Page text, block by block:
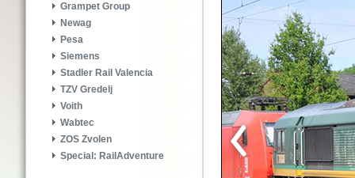
Grampet Group
Newag
Pesa
Siemens
Stadler Rail Valencia
TZV Gredelj
Voith
Wabtec
ZOS Zvolen
Special: RailAdventure